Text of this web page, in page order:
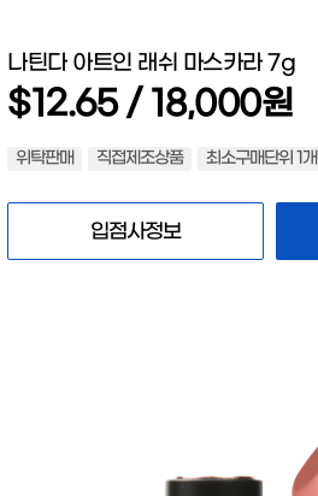
나틴다 아트인 래쉬 마스카라 7g
$12.65 / 18,000원
위탁판매 직접제조상품 최소구매단위 1개
입점사정보